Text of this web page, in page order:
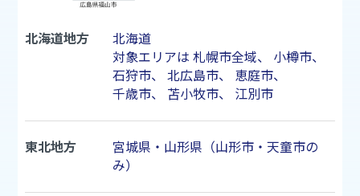
北海道地方
北海道
対象エリアは 札幌市全域、 小樽市、
石狩市、 北広島市、 恵庭市、
千歳市、 苫小牧市、 江別市
東北地方
宮城県・山形県（山形市・天童市の
み）